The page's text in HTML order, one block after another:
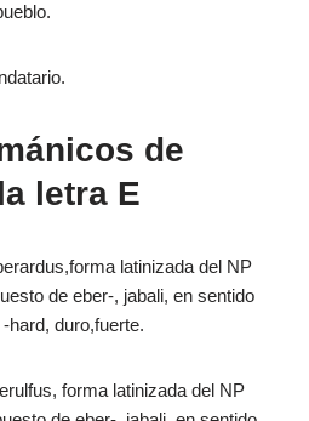
de
letra E
latinizada del NP
de eber-, jabali, en sentido
hard, duro,fuerte.
forma latinizada del NP